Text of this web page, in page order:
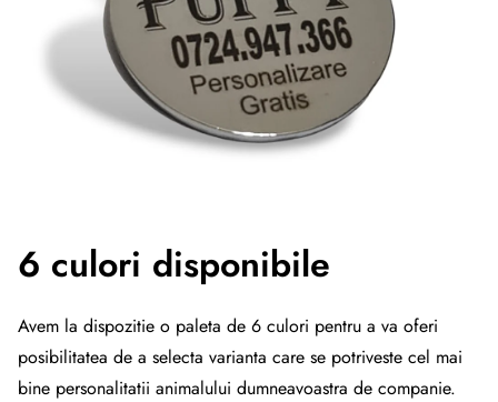
6 culori disponibile
Avem la dispozitie o paleta de 6 culori pentru a va oferi
posibilitatea de a selecta varianta care se potriveste cel mai
bine personalitatii animalului dumneavoastra de companie.